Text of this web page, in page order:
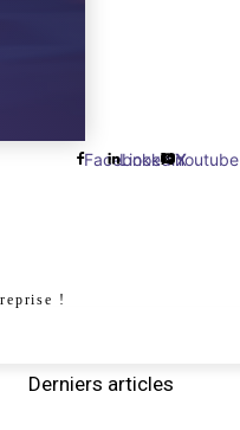
Facebook
Linkedin
X
Youtube
!
Derniers articles